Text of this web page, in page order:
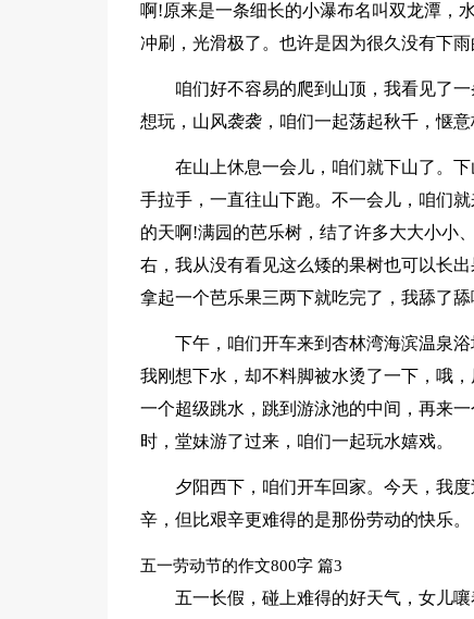
啊!原来是一条细长的小瀑布名叫双龙潭，
冲刷，光滑极了。也许是因为很久没有下雨
咱们好不容易的爬到山顶，我看见了
想玩，山风袭袭，咱们一起荡起秋千，惬意
在山上休息一会儿，咱们就下山了。
手拉手，一直往山下跑。不一会儿，咱们
的天啊!满园的芭乐树，结了许多大大小小
右，我从没有看见这么矮的果树也可以长
拿起一个芭乐果三两下就吃完了，我舔了
下午，咱们开车来到杏林湾海滨温泉
我刚想下水，却不料脚被水烫了一下，哦
一个超级跳水，跳到游泳池的中间，再来
时，堂妹游了过来，咱们一起玩水嬉戏。
夕阳西下，咱们开车回家。今天，我
辛，但比艰辛更难得的是那份劳动的快乐。
五一劳动节的作文800字 篇3
五一长假，碰上难得的好天气，女儿